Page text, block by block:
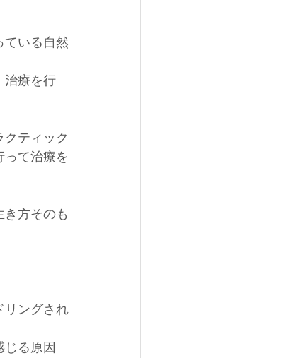
ている自然
治療を行
ティック
て治療を
方そのも
リングされ
る原因